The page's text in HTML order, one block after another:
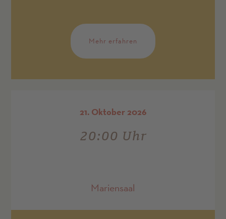
Mehr erfahren
21. Oktober 2026
20:00 Uhr
Mariensaal